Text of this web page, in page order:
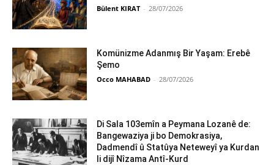
Bülent KIRAT - 28/07/2026
Komünizme Adanmış Bir Yaşam: Erebê
Şemo
Occo MAHABAD - 28/07/2026
Di Sala 103emîn a Peymana Lozanê de:
Bangewaziya ji bo Demokrasiya,
Dadmendî û Statûya Neteweyî ya Kurdan
li dijî Nîzama Antî-Kurd